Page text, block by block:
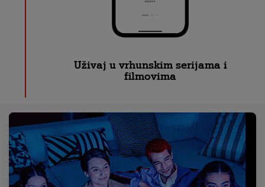
Uživaj u vrhunskim serijama i
filmovima